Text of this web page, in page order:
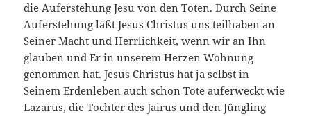
die Auferstehung Jesu von den Toten. Durch Seine
Auferstehung läßt Jesus Christus uns teilhaben an
Seiner Macht und Herrlichkeit, wenn wir an Ihn
glauben und Er in unserem Herzen Wohnung
genommen hat. Jesus Christus hat ja selbst in
Seinem Erdenleben auch schon Tote auferweckt wie
Lazarus, die Tochter des Jairus und den Jüngling